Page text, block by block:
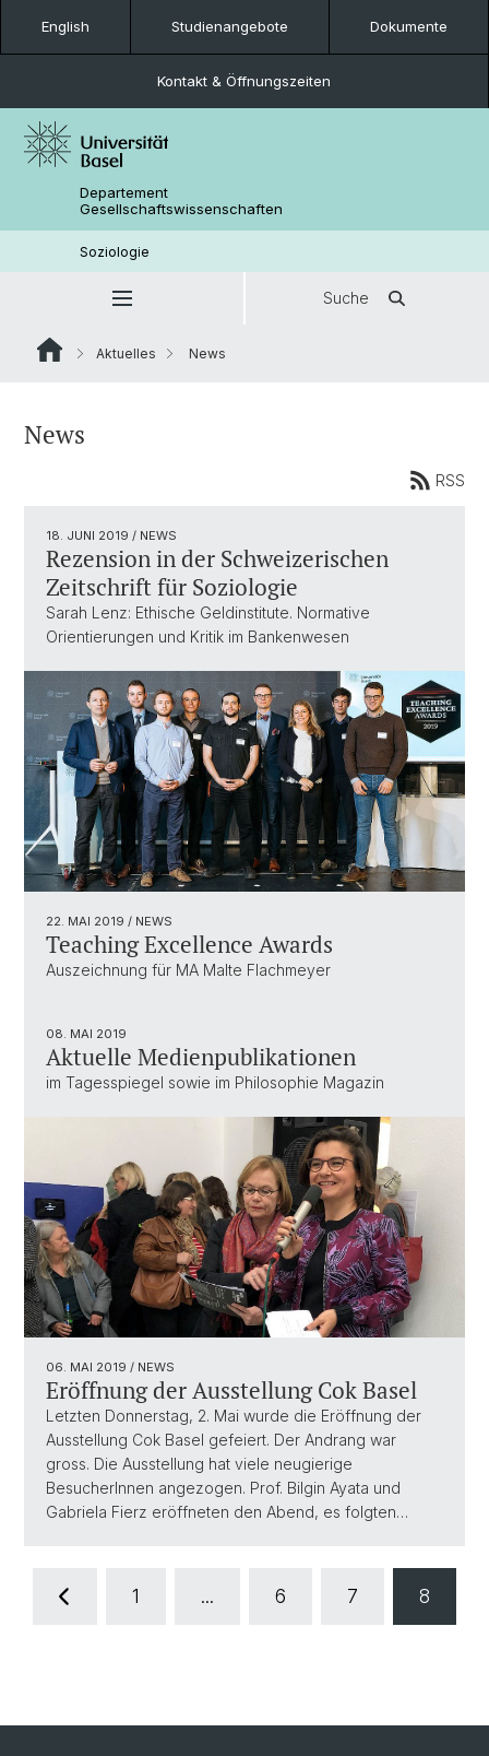
English Studienangebote Dokumente
Kontakt & Öffnungszeiten
Departement
Gesellschaftswissenschaften
Soziologie
Suche
Aktuelles News
News
RSS
18. JUNI 2019 / NEWS
Rezension in der Schweizerischen
Zeitschrift für Soziologie
Sarah Lenz: Ethische Geldinstitute. Normative
Orientierungen und Kritik im Bankenwesen
22. MAI 2019 / NEWS
Teaching Excellence Awards
Auszeichnung für MA Malte Flachmeyer
08. MAI 2019
Aktuelle Medienpublikationen
im Tagesspiegel sowie im Philosophie Magazin
06. MAI 2019 / NEWS
Eröffnung der Ausstellung Cok Basel
Letzten Donnerstag, 2. Mai wurde die Eröffnung der
Ausstellung Cok Basel gefeiert. Der Andrang war
gross. Die Ausstellung hat viele neugierige
BesucherInnen angezogen. Prof. Bilgin Ayata und
Gabriela Fierz eröffneten den Abend, es folgten…
1 ... 6 7 8